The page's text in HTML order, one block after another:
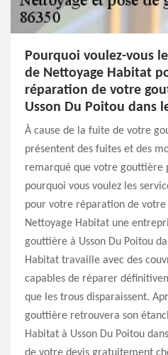
Pourquoi voulez-vous
de Nettoyage Habitat
réparation de votre
Usson Du Poitou dans
À cause de la fuite de votre
présentent des fuites et des
remarqué que votre gouttière
pourquoi vous voulez les
pour votre réparation de
Nettoyage Habitat une
gouttière à Usson Du Poitou
Habitat travaille avec des
capables de réparer
que les trous disparaissent.
gouttière retrouvera son
Habitat à Usson Du Poitou